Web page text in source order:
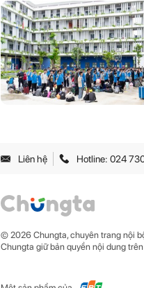
Liên hệ Hotline: 024
© 2026 Chungta, chuyên trang nội
Chungta giữ bản quyền nội dung